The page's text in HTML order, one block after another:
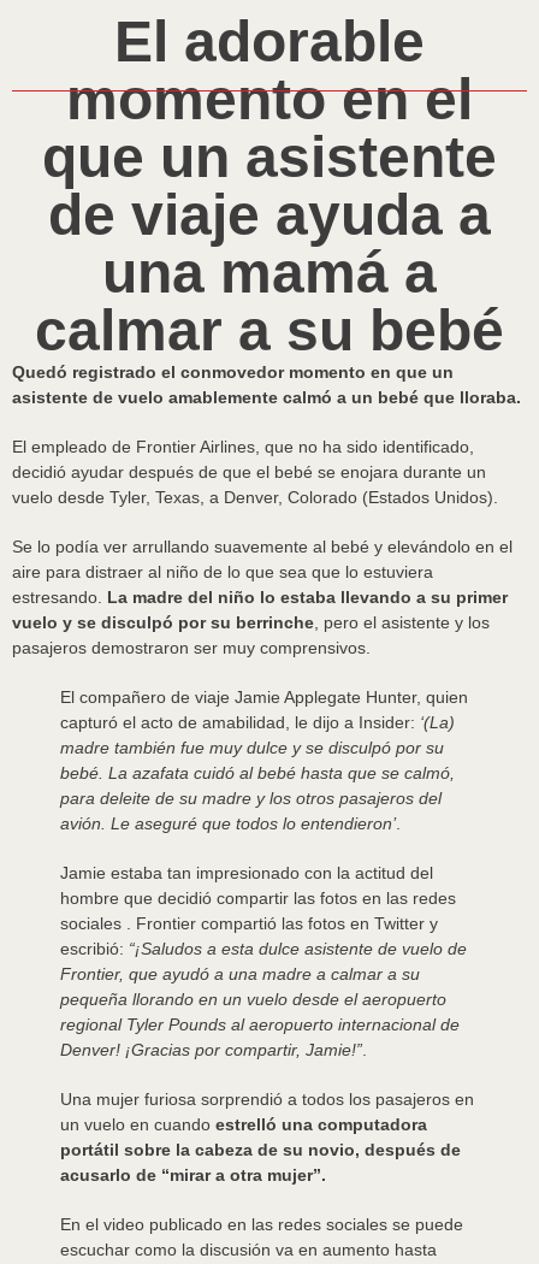
El adorable
momento en el
que un asistente
de viaje ayuda a
una mamá a
calmar a su bebé
Quedó registrado el conmovedor momento en que un
asistente de vuelo amablemente calmó a un bebé que lloraba.
El empleado de Frontier Airlines, que no ha sido identificado,
decidió ayudar después de que el bebé se enojara durante un
vuelo desde Tyler, Texas, a Denver, Colorado (Estados Unidos).
Se lo podía ver arrullando suavemente al bebé y elevándolo en el
aire para distraer al niño de lo que sea que lo estuviera
estresando. La madre del niño lo estaba llevando a su primer
vuelo y se disculpó por su berrinche , pero el asistente y los
pasajeros demostraron ser muy comprensivos.
El compañero de viaje Jamie Applegate Hunter, quien
capturó el acto de amabilidad, le dijo a Insider: ‘(La)
madre también fue muy dulce y se disculpó por su
bebé. La azafata cuidó al bebé hasta que se calmó,
para deleite de su madre y los otros pasajeros del
avión. Le aseguré que todos lo entendieron’.
Jamie estaba tan impresionado con la actitud del
hombre que decidió compartir las fotos en las redes
sociales . Frontier compartió las fotos en Twitter y
escribió: “¡Saludos a esta dulce asistente de vuelo de
Frontier, que ayudó a una madre a calmar a su
pequeña llorando en un vuelo desde el aeropuerto
regional Tyler Pounds al aeropuerto internacional de
Denver! ¡Gracias por compartir, Jamie!”
Una mujer furiosa sorprendió a todos los pasajeros en
un vuelo en cuando estrelló una computadora
portátil sobre la cabeza de su novio, después de
acusarlo de “mirar a otra mujer”.
En el video publicado en las redes sociales se puede
escuchar como la discusión va en aumento hasta